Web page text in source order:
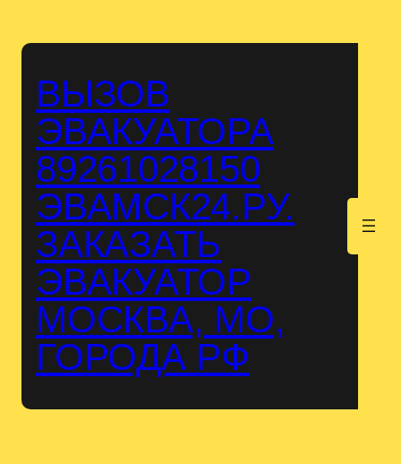
ВЫЗОВ
ЭВАКУАТОРА
89261028150
ЭВАМСК24.РУ.
ЗАКАЗАТЬ
ЭВАКУАТОР
МОСКВА, МО,
ГОРОДА РФ